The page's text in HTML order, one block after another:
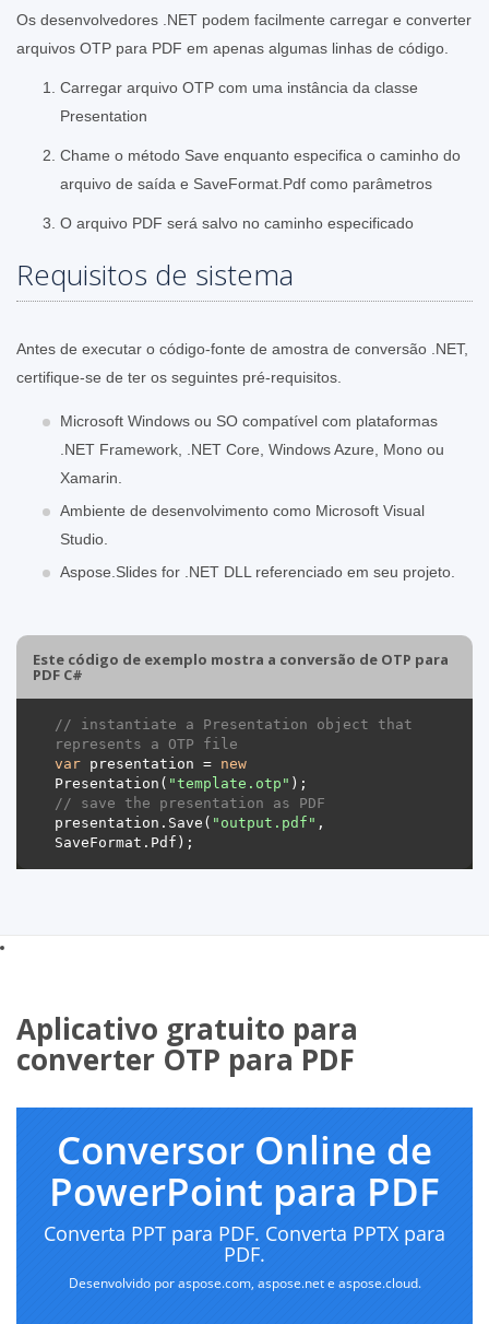
Os desenvolvedores .NET podem facilmente carregar e converter
arquivos OTP para PDF em apenas algumas linhas de código.
Carregar arquivo OTP com uma instância da classe
Presentation
Chame o método Save enquanto especifica o caminho do
arquivo de saída e SaveFormat.Pdf como parâmetros
O arquivo PDF será salvo no caminho especificado
Requisitos de sistema
Antes de executar o código-fonte de amostra de conversão .NET,
certifique-se de ter os seguintes pré-requisitos.
Microsoft Windows ou SO compatível com plataformas
.NET Framework, .NET Core, Windows Azure, Mono ou
Xamarin.
Ambiente de desenvolvimento como Microsoft Visual
Studio.
Aspose.Slides for .NET DLL referenciado em seu projeto.
Este código de exemplo mostra a conversão de OTP para
PDF C#
// instantiate a Presentation object that
represents a OTP file
var presentation = new
Presentation( "template.otp"
// save the presentation as PDF
presentation.Save( "output.pdf" ,
Aplicativo gratuito para
converter OTP para PDF